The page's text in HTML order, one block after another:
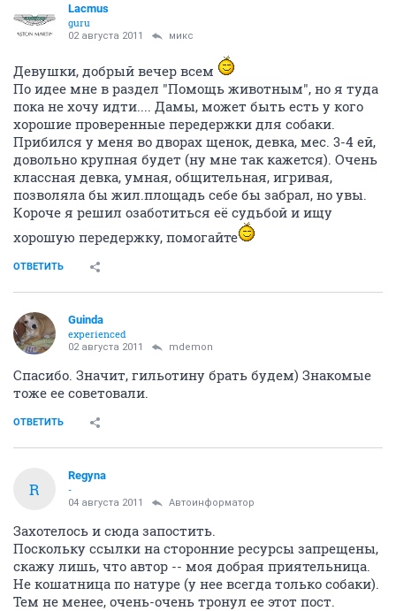
Lacmus
guru
02 августа 2011 микс
Девушки, добрый вечер всем
По идее мне в раздел "Помощь животным", но я туда
пока не хочу идти.... Дамы, может быть есть у кого
хорошие проверенные передержки для собаки.
Прибился у меня во дворах щенок, девка, мес. 3-4 ей,
довольно крупная будет (ну мне так кажется). Очень
классная девка, умная, общительная, игривая,
позволяла бы жил.площадь себе бы забрал, но увы.
Короче я решил озаботиться её судьбой и ищу
хорошую передержку, помогайте
ОТВЕТИТЬ
Guinda
experienced
02 августа 2011 mdemon
Спасибо. Значит, гильотину брать будем) Знакомые
тоже ее советовали.
ОТВЕТИТЬ
R
Regyna
-
04 августа 2011 Автоинформатор
Захотелось и сюда запостить.
Поскольку ссылки на сторонние ресурсы запрещены,
скажу лишь, что автор -- моя добрая приятельница.
Не кошатница по натуре (у нее всегда только собаки).
Тем не менее, очень-очень тронул ее этот пост.